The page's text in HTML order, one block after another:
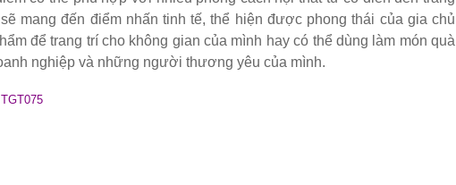
hộ màu hồng
bàn inox, chân bàn ăn hot trend 2023
cho quán cafe, cửa hàng tại Tp.HCM
mang đến điểm nhấn tinh tế, thể hiện được phong thái của gia chủ
để trang trí cho không gian của mình hay có thể dùng làm món quà
nghiệp và những người thương yêu của mình.